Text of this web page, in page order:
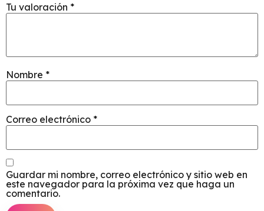
Tu valoración *
Nombre *
Correo electrónico *
Guardar mi nombre, correo electrónico y sitio web en
este navegador para la próxima vez que haga un
comentario.